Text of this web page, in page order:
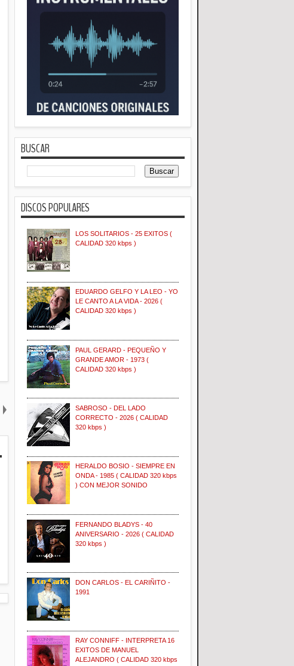
BUSCAR
DISCOS POPULARES
LOS SOLITARIOS - 25 EXITOS (
CALIDAD 320 kbps )
EDUARDO GELFO Y LA LEO - YO
LE CANTO A LA VIDA - 2026 (
CALIDAD 320 kbps )
PAUL GERARD - PEQUEÑO Y
GRANDE AMOR - 1973 (
CALIDAD 320 kbps )
SABROSO - DEL LADO
CORRECTO - 2026 ( CALIDAD
320 kbps )
HERALDO BOSIO - SIEMPRE EN
ONDA - 1985 ( CALIDAD 320 kbps
) CON MEJOR SONIDO
FERNANDO BLADYS - 40
ANIVERSARIO - 2026 ( CALIDAD
320 kbps )
DON CARLOS - EL CARIÑITO -
1991
RAY CONNIFF - INTERPRETA 16
EXITOS DE MANUEL
ALEJANDRO ( CALIDAD 320 kbps